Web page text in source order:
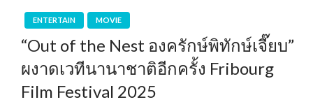
ENTERTAIN MOVIE
“Out of the Nest องครักษ์พิทักษ์เจี๊ยบ”
ผงาดเวทีนานาชาติอีกครั้ง Fribourg
Film Festival 2025